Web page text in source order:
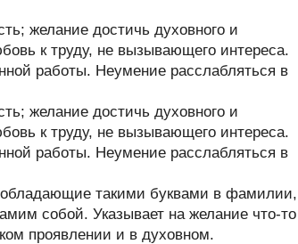
желание достичь духовного и
к труду, не вызывающего интереса.
работы. Неумение расслабляться в
желание достичь духовного и
к труду, не вызывающего интереса.
работы. Неумение расслабляться в
такими буквами в фамилии,
собой. Указывает на желание что-то
проявлении и в духовном.